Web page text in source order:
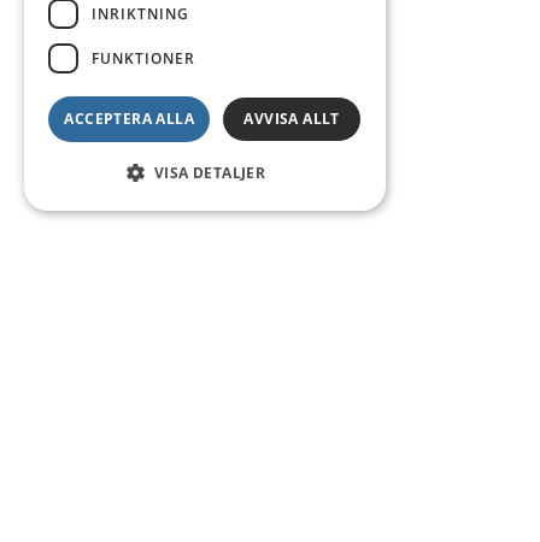
INRIKTNING
FUNKTIONER
ACCEPTERA ALLA AVVISA ALLT
VISA DETALJER